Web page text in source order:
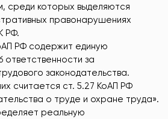
среди которых выделяются
правонарушениях
РФ.
РФ содержит единую
ответственности за
законодательства.
считается ст. 5.27 КоАП РФ
о труде и охране труда».
реальную